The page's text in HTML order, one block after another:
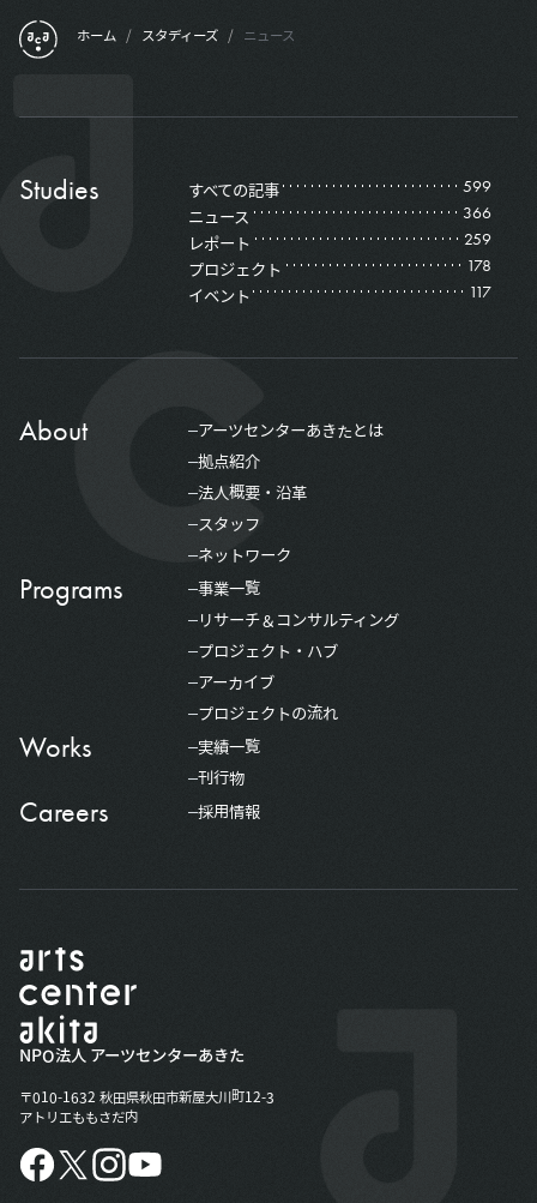
ホーム / スタディーズ / ニュース
Studies すべての記事 599
ニュース 366
レポート 259
プロジェクト 178
イベント 117
About
アーツセンターあきたとは
拠点紹介
法人概要・沿革
スタッフ
ネットワーク
Programs
事業一覧
リサーチ＆コンサルティング
プロジェクト・ハブ
アーカイブ
プロジェクトの流れ
Works
実績一覧
刊行物
Careers 採用情報
NPO法人 アーツセンターあきた
〒010-1632 秋田県秋田市新屋大川町12-3
アトリエももさだ内